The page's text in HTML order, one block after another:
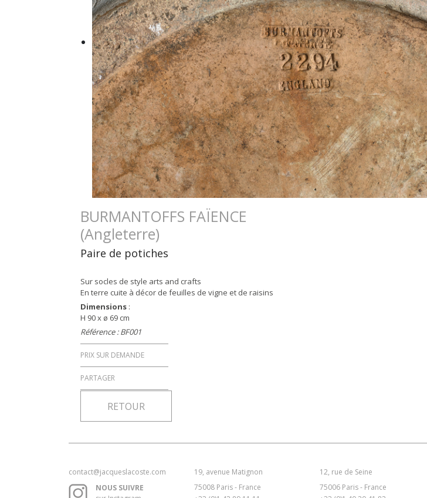
BURMANTOFFS FAÏENCE
(Angleterre)
Paire de potiches
Sur socles de style arts and crafts
En terre cuite à décor de feuilles de vigne et de raisins
Dimensions :
H 90 x ø 69 cm
Référence : BF001
PRIX SUR DEMANDE
PARTAGER
RETOUR
contact@jacqueslacoste.com
NOUS SUIVRE
19, avenue Matignon
75008 Paris - France
12, rue de Seine
75006 Paris - France